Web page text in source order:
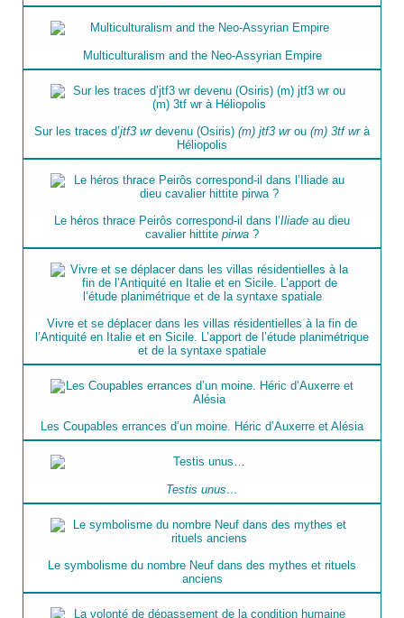
Multiculturalism and the Neo-Assyrian Empire
Sur les traces d’jtf3 wrdevenu (Osiris) (m) jtf3 wrou (m) 3tf wrà
Héliopolis
Le héros thrace Peirôs correspond-il dans l’Iliade au dieu
cavalier hittite pirwa ?
Vivre et se déplacer dans les villas résidentielles à la fin de
l’Antiquité en Italie et en Sicile. L’apport de l’étude planimétrique
et de la syntaxe spatiale
Les Coupables errances d’un moine. Héric d’Auxerre et Alésia
Testis unus…
Le symbolisme du nombre Neuf dans des mythes et rituels
anciens